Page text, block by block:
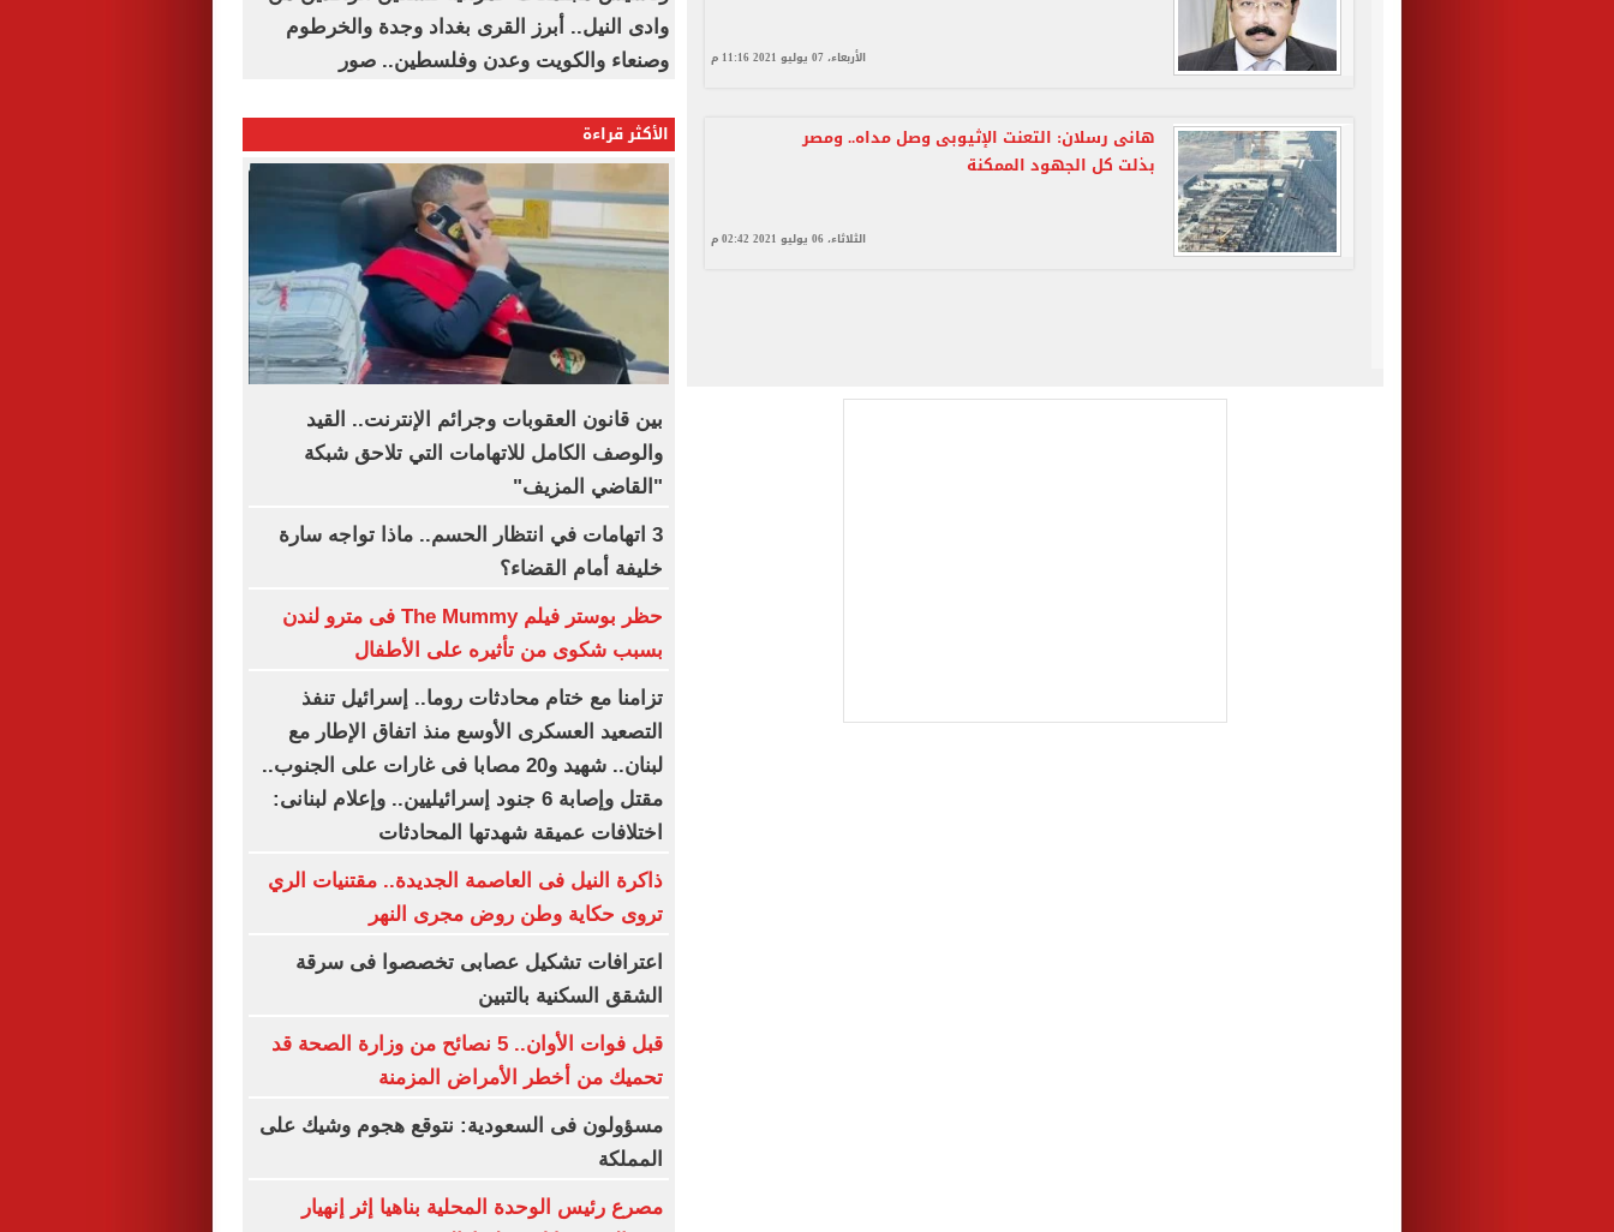
الأربعاء، 07 يوليو 2021 11:16 م
هانى رسلان: التعنت الإثيوبى وصل مداه.. ومصر
بذلت كل الجهود الممكنة
الثلاثاء، 06 يوليو 2021 02:42 م
وادى النيل.. أبرز القرى بغداد وجدة والخرطوم
وصنعاء والكويت وعدن وفلسطين.. صور
الأكثر قراءة
بين قانون العقوبات وجرائم الإنترنت.. القيد
والوصف الكامل للاتهامات التي تلاحق شبكة
"القاضي المزيف"
3 اتهامات في انتظار الحسم.. ماذا تواجه سارة
خليفة أمام القضاء؟
حظر بوستر فيلم The Mummy فى مترو لندن
بسبب شكوى من تأثيره على الأطفال
تزامنا مع ختام محادثات روما.. إسرائيل تنفذ
التصعيد العسكرى الأوسع منذ اتفاق الإطار مع
لبنان.. شهيد و20 مصابا فى غارات على الجنوب..
مقتل وإصابة 6 جنود إسرائيليين.. وإعلام لبنانى:
اختلافات عميقة شهدتها المحادثات
ذاكرة النيل فى العاصمة الجديدة.. مقتنيات الري
تروى حكاية وطن روض مجرى النهر
اعترافات تشكيل عصابى تخصصوا فى سرقة
الشقق السكنية بالتبين
قبل فوات الأوان.. 5 نصائح من وزارة الصحة قد
تحميك من أخطر الأمراض المزمنة
مسؤولون فى السعودية: نتوقع هجوم وشيك على
المملكة
مصرع رئيس الوحدة المحلية بناهيا إثر إنهيار